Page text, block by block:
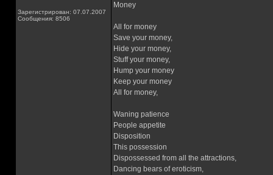
Зарегистрирован: 07.07.2007
Сообщения: 8506
Money
All for money
Save your money,
Hide your money,
Stuff your money,
Hump your money
Keep your money
All for money,
Waning patience
People appetite
Disposition
This possession
Dispossessed from all the attractions,
Dancing bears of eroticism,